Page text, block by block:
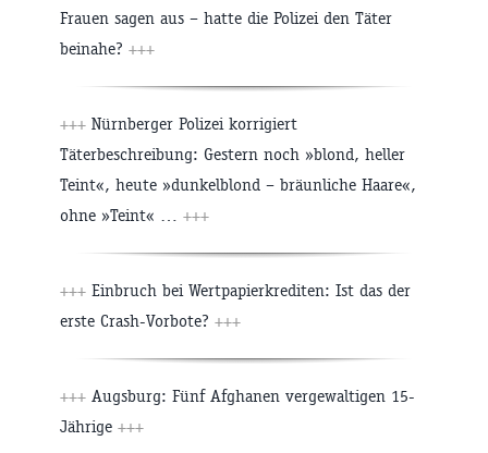
Frauen sagen aus – hatte die Polizei den Täter
beinahe? +++
+++ Nürnberger Polizei korrigiert
Täterbeschreibung: Gestern noch »blond, heller
Teint«, heute »dunkelblond – bräunliche Haare«,
ohne »Teint« … +++
+++ Einbruch bei Wertpapierkrediten: Ist das der
erste Crash-Vorbote? +++
+++ Augsburg: Fünf Afghanen vergewaltigen 15-
Jährige +++